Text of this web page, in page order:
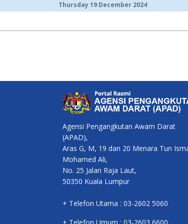
Thursday 19 December 2024
Agensi Pengangkutan Awam Darat
(APAD),
Aras G, M, 19 dan 20 Menara Tun
Mohamed Ali,
No. 25 Jalan Raja Laut,
50350 Kuala Lumpur
+ Telefon Utama : 03-2602 5060